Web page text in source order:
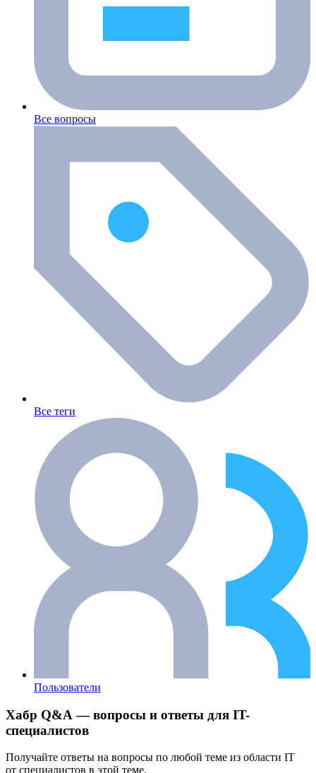
Все вопросы
Все теги
Пользователи
Хабр Q&A — вопросы и ответы для IT-
специалистов
Получайте ответы на вопросы по любой теме из области IT
от специалистов в этой теме.